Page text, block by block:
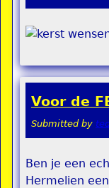
Voor de
Submitted by
Ben je een
Hermelien